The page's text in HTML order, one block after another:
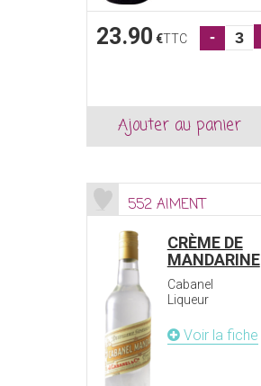
23.90 €TTC -
Ajouter au panier
552 AIMENT
CRÈME DE
MANDARINE
Cabanel
Liqueur
Voir la fiche